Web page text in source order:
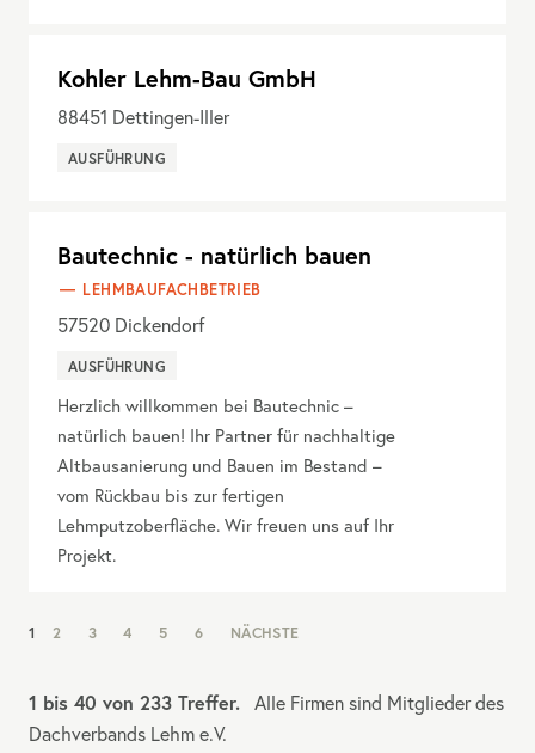
Kohler Lehm-Bau GmbH
88451 Dettingen-Iller
AUSFÜHRUNG
Bautechnic - natürlich bauen
LEHMBAUFACHBETRIEB
57520 Dickendorf
AUSFÜHRUNG
Herzlich willkommen bei Bautechnic –
natürlich bauen! Ihr Partner für nachhaltige
Altbausanierung und Bauen im Bestand –
vom Rückbau bis zur fertigen
Lehmputzoberfläche. Wir freuen uns auf Ihr
Projekt.
NAV:
1 2 3 4 5 6 NÄCHSTE
1 bis 40 von 233 Treffer. Alle Firmen sind Mitglieder des
Dachverbands Lehm e.V.